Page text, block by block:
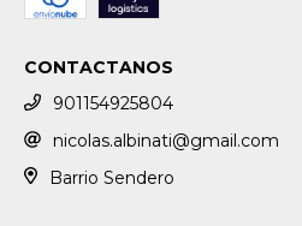
CONTACTANOS
901154925804
nicolas.albinati@gmail.com
Barrio Sendero